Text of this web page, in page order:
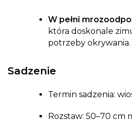
W pełni
która doskonale
potrzeby okrywania.
Sadzenie
Termin sadzenia:
Rozstaw: 50–70 cm